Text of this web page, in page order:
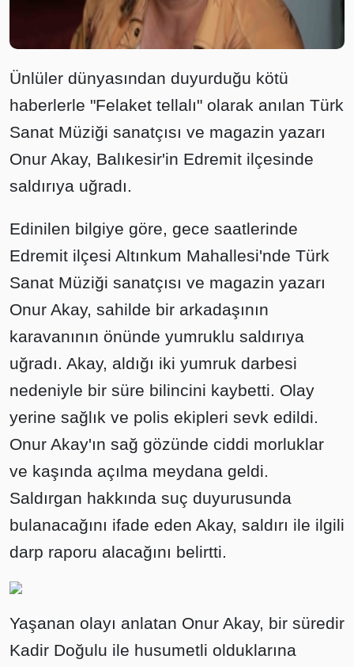
Ünlüler dünyasından duyurduğu kötü
haberlerle "Felaket tellalı" olarak anılan Türk
Sanat Müziği sanatçısı ve magazin yazarı
Onur Akay, Balıkesir'in Edremit ilçesinde
saldırıya uğradı.
Edinilen bilgiye göre, gece saatlerinde
Edremit ilçesi Altınkum Mahallesi'nde Türk
Sanat Müziği sanatçısı ve magazin yazarı
Onur Akay, sahilde bir arkadaşının
karavanının önünde yumruklu saldırıya
uğradı. Akay, aldığı iki yumruk darbesi
nedeniyle bir süre bilincini kaybetti. Olay
yerine sağlık ve polis ekipleri sevk edildi.
Onur Akay'ın sağ gözünde ciddi morluklar
ve kaşında açılma meydana geldi.
Saldırgan hakkında suç duyurusunda
bulanacağını ifade eden Akay, saldırı ile ilgili
darp raporu alacağını belirtti.
Yaşanan olayı anlatan Onur Akay, bir süredir
Kadir Doğulu ile husumetli olduklarına